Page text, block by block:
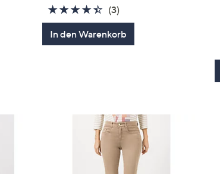
4.3
von
5
(3)
Bewertungen
In den Warenkorb